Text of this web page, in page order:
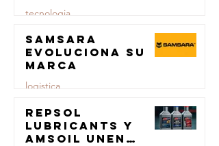
tecnologia
23 jul
Samsara
evoluciona su
marca
logistica
23 jul
Repsol
Lubricants y
AMSOIL unen